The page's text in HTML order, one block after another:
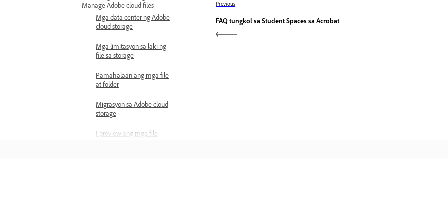
Manage Adobe cloud files
Mga data center ng Adobe
cloud storage
Mga limitasyon sa laki ng
file sa storage
Pamahalaan ang mga file
at folder
Migrasyon sa Adobe cloud
storage
I-preview ang mga file
Previous
FAQ tungkol sa Student Spaces sa Acrobat